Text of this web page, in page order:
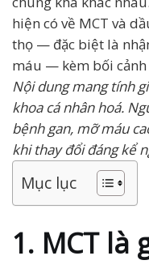
hiện có về MCT và
thọ — đặc biệt là
máu — kèm bối cảnh
Nội dung mang tính
khoa cá nhân hoá.
bệnh gan, mỡ máu
khi thay đổi đáng kể
Mục lục
1. MCT là